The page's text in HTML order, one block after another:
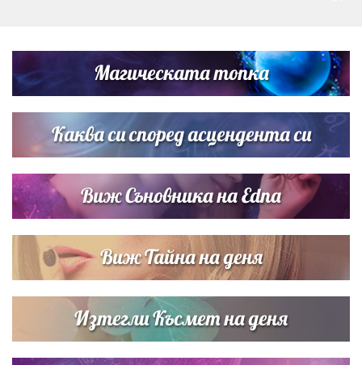
Списъкът е ясен: Джей Ло и Риана във ВИП гостите на
сватбата на Роналдо
Магическата топка
Каква си според асцендента си
Виж Съновника на Edna
Виж Тайна на деня
Изтегли Късмет на деня